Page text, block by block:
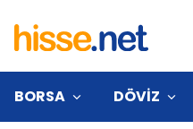
BORSA DÖVİZ